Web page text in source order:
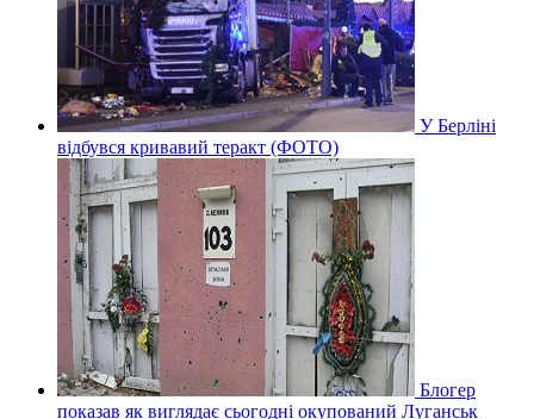
У Берліні
відбувся кривавий теракт (ФОТО)
Блогер
показав як виглядає сьогодні окупований Луганськ